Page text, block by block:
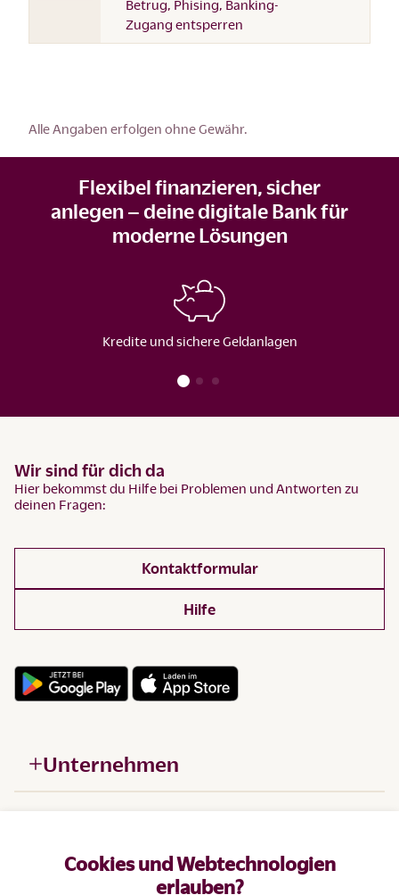
Cookies und Webtechnologien
erlauben?
Betrug, Phising, Banking-
Zugang entsperren
Alle Angaben erfolgen ohne Gewähr.
Flexibel finanzieren, sicher
anlegen – deine digitale Bank für
moderne Lösungen
Kredite und sichere Geldanlagen
Wir sind für dich da
Hier bekommst du Hilfe bei Problemen und Antworten zu
deinen Fragen:
Kontaktformular
Hilfe
Unternehmen
Produkte